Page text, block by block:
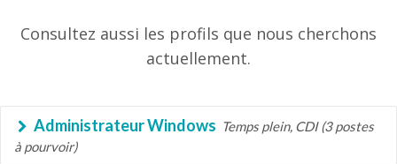
Consultez aussi les profils que nous cherchons
actuellement.
Administrateur Windows Temps plein, CDI (3 postes
à pourvoir)